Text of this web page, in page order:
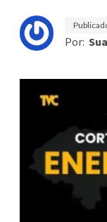
Por: